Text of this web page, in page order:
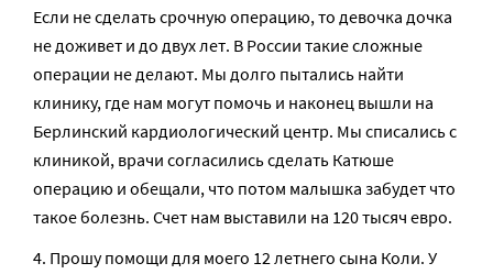
Если не сделать срочную операцию, то девочка дочка
не доживет и до двух лет. В России такие сложные
операции не делают. Мы долго пытались найти
клинику, где нам могут помочь и наконец вышли на
Берлинский кардиологический центр. Мы списались с
клиникой, врачи согласились сделать Катюше
операцию и обещали, что потом малышка забудет что
такое болезнь. Счет нам выставили на 120 тысяч евро.
Прошу помощи для моего 12 летнего сына Коли. У